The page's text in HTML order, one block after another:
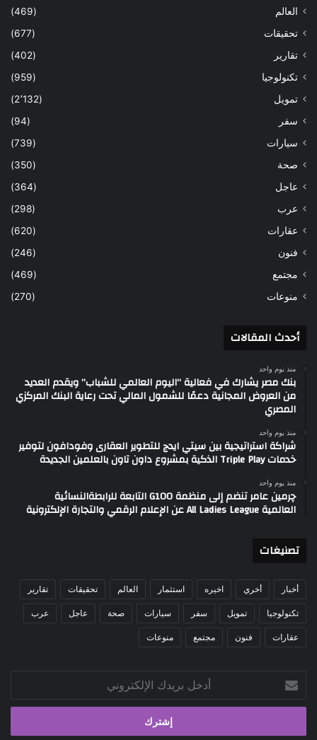
العالم
(469)
تحقيقات
(677)
تقارير
(402)
تكنولوجيا
(959)
تمويل
(2٬132)
سفر
(94)
سيارات
(739)
صحة
(350)
عاجل
(364)
عرب
(298)
عقارات
(620)
فنون
(246)
مجتمع
(469)
منوعات
(270)
أحدث المقالات
منذ يوم واحد
بنك مصر يشارك في فعالية “اليوم العالمي للشباب” ويقدم العديد
من العروض المجانية دعمًا للشمول المالي تحت رعاية البنك المركزي
المصري
منذ يوم واحد
شراكة استراتيجية بين سيتي ايدج للتطوير العقارى وفودافون لتوفير
خدمات Triple Play الذكية بمشروع داون تاون بالعلمين الجديدة
منذ يوم واحد
چرمين عامر تنضم إلى منظمة G100 التابعة للرابطةالنسائية
العالمية All Ladies League عن الإعلام الرقمي والتجارة الإلكترونية
تصنيغات
أخبار أخري اخيره استثمار العالم تحقيقات تقارير
تكنولوجيا تمويل سفر سيارات صحة عاجل عرب
عقارات فنون مجتمع منوعات
بريدك
الإلكتروني